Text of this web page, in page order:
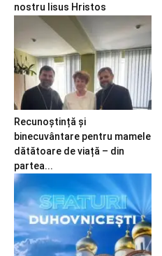
nostru Iisus Hristos
Recunoștință și
binecuvântare pentru mamele
dătătoare de viață – din
partea...